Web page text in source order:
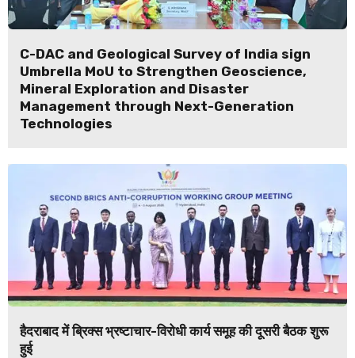
C-DAC and Geological Survey of India sign
Umbrella MoU to Strengthen Geoscience,
Mineral Exploration and Disaster
Management through Next-Generation
Technologies
हैदराबाद में ब्रिक्स भ्रष्टाचार-विरोधी कार्य समूह की दूसरी बैठक शुरू
हुई